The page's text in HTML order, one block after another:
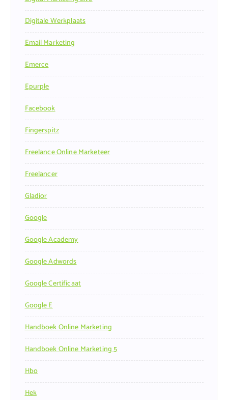
Digitale Werkplaats
Email Marketing
Emerce
Epurple
Facebook
Fingerspitz
Freelance Online Marketeer
Freelancer
Gladior
Google
Google Academy
Google Adwords
Google Certificaat
Google E
Handboek Online Marketing
Handboek Online Marketing 5
Hbo
Hek